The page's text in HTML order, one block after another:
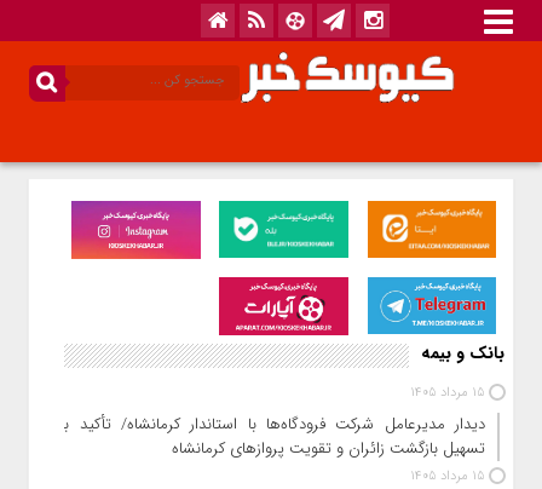
بانک و بیمه
15 مرداد 1405
دیدار مدیرعامل شرکت فرودگاه‌ها با استاندار کرمانشاه/ تأکید بر
تسهیل بازگشت زائران و تقویت پروازهای کرمانشاه
15 مرداد 1405